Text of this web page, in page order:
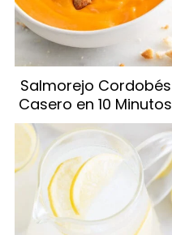
Salmorejo Cordobés
Casero en 10 Minutos